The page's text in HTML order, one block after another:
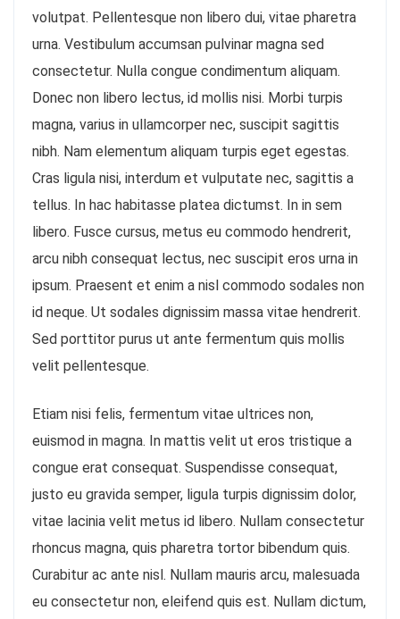
volutpat. Pellentesque non libero dui, vitae pharetra
urna. Vestibulum accumsan pulvinar magna sed
consectetur. Nulla congue condimentum aliquam.
Donec non libero lectus, id mollis nisi. Morbi turpis
magna, varius in ullamcorper nec, suscipit sagittis
nibh. Nam elementum aliquam turpis eget egestas.
Cras ligula nisi, interdum et vulputate nec, sagittis a
tellus. In hac habitasse platea dictumst. In in sem
libero. Fusce cursus, metus eu commodo hendrerit,
arcu nibh consequat lectus, nec suscipit eros urna in
ipsum. Praesent et enim a nisl commodo sodales non
id neque. Ut sodales dignissim massa vitae hendrerit.
Sed porttitor purus ut ante fermentum quis mollis
velit pellentesque.
Etiam nisi felis, fermentum vitae ultrices non,
euismod in magna. In mattis velit ut eros tristique a
congue erat consequat. Suspendisse consequat,
justo eu gravida semper, ligula turpis dignissim dolor,
vitae lacinia velit metus id libero. Nullam consectetur
rhoncus magna, quis pharetra tortor bibendum quis.
Curabitur ac ante nisl. Nullam mauris arcu, malesuada
eu consectetur non, eleifend quis est. Nullam dictum,